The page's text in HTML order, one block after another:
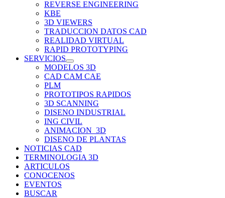
REVERSE ENGINEERING
KBE
3D VIEWERS
TRADUCCION DATOS CAD
REALIDAD VIRTUAL
RAPID PROTOTYPING
SERVICIOS
MODELOS 3D
CAD CAM CAE
PLM
PROTOTIPOS RAPIDOS
3D SCANNING
DISENO INDUSTRIAL
ING CIVIL
ANIMACION_3D
DISENO DE PLANTAS
NOTICIAS CAD
TERMINOLOGIA 3D
ARTICULOS
CONOCENOS
EVENTOS
BUSCAR